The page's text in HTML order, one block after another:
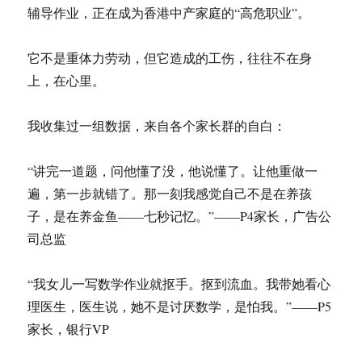
辅导作业，正在成为香港中产家庭的“高危职业”。
它不是重体力劳动，但它造成的工伤，往往不在身
上，在心里。
我收集过一组数据，来自各个家长群的自白：
“讲完一道题，问他懂了没，他说懂了。让他重做一
遍，第一步就错了。那一刻我感觉自己不是在养孩
子，是在养金鱼——七秒记忆。”——P4家长，广告公
司总监
“我女儿一写数学作业就抠手。抠到流血。我带她看心
理医生，医生说，她不是讨厌数学，是怕我。”——P5
家长，银行VP